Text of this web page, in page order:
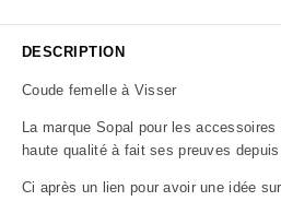
DESCRIPTION
Coude femelle à Visser
La marque Sopal pour les
haute qualité à fait ses preuves
Ci après un lien pour avoir une idée